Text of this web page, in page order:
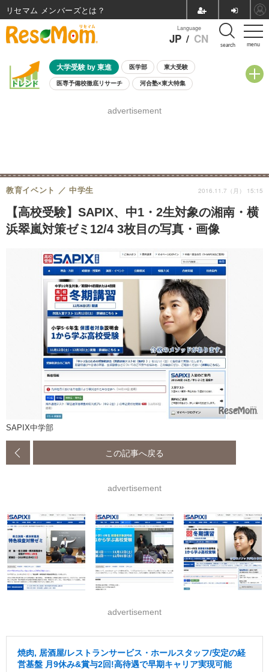
menu
Language
JP / CN search
大学受験 by 東進 医学部 東大受験
医専予備校徹底リサーチ 河合塾×東大特集
8月開催学校説明会・相談会
advertisement
【高校受験】SAPIX、中1・2生対象の湘南・横
浜翠嵐対策ゼミ12/4 3枚目の写真・画像
教育イベント 中学生 2016.11.7（月） 15:15
SAPIX中学部
この記事へ戻る
advertisement
advertisement
焼肉, 居酒屋/レストランサービス・ホールスタッフ/安定の経
営基盤 月9休み&賞与2回!高待遇で早期キャリア実現可能
リセマム メンバーズ